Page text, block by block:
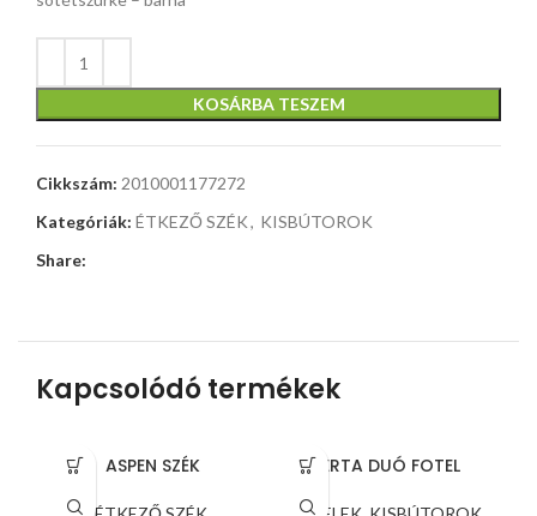
KOSÁRBA TESZEM
Cikkszám: 2010001177272
Kategóriák: ÉTKEZŐ SZÉK, KISBÚTOROK
Share:
Kapcsolódó termékek
ASPEN SZÉK BERTA DUÓ FOTEL